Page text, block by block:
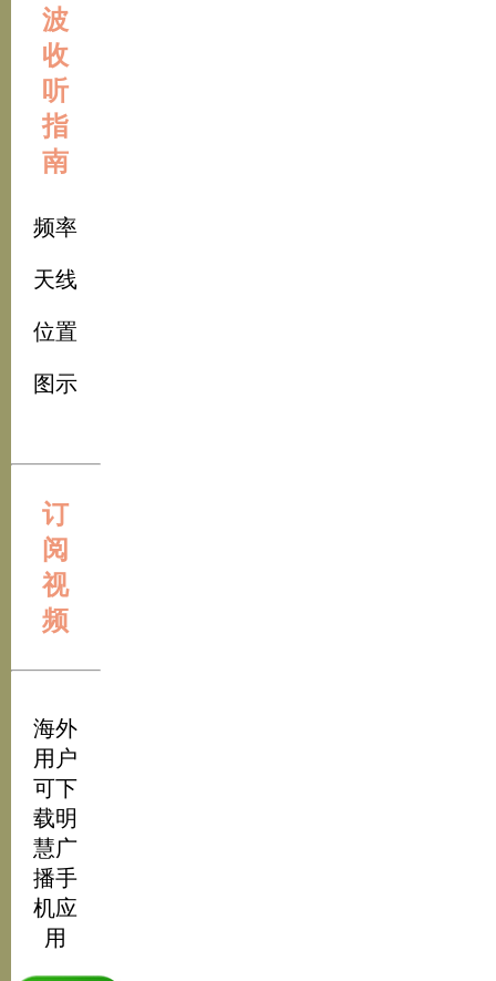
波
收
听
指
南
频率
天线
位置
图示
订
阅
视
频
海外
用户
可下
载明
慧广
播手
机应
用